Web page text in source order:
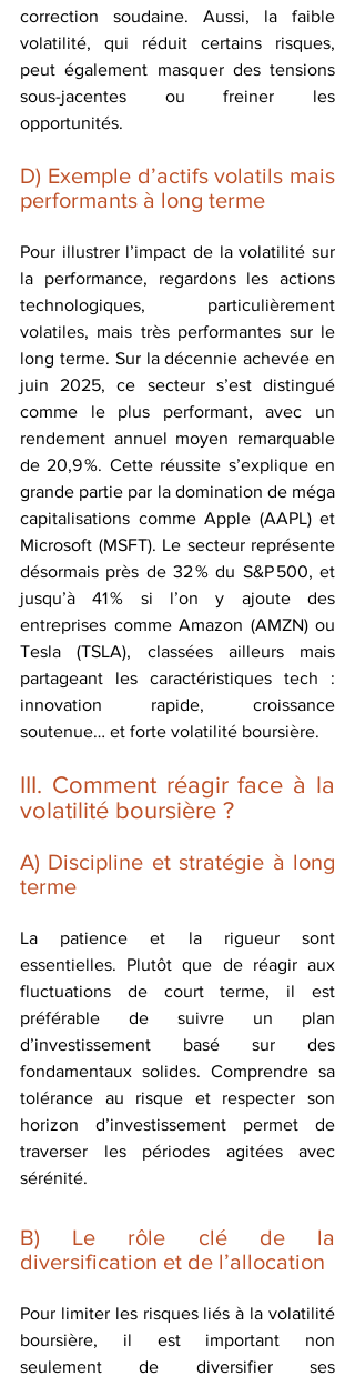
correction soudaine. Aussi, la faible
volatilité, qui réduit certains risques,
peut également masquer des tensions
sous-jacentes ou freiner les
opportunités.
D) Exemple d’actifs volatils mais
performants à long terme
Pour illustrer l’impact de la volatilité sur
la performance, regardons les actions
technologiques, particulièrement
volatiles, mais très performantes sur le
long terme. Sur la décennie achevée en
juin 2025, ce secteur s’est distingué
comme le plus performant, avec un
rendement annuel moyen remarquable
de 20,9 %. Cette réussite s’explique en
grande partie par la domination de méga
capitalisations comme Apple (AAPL) et
Microsoft (MSFT). Le secteur représente
désormais près de 32 % du S&P 500, et
jusqu’à 41 % si l’on y ajoute des
entreprises comme Amazon (AMZN) ou
Tesla (TSLA), classées ailleurs mais
partageant les caractéristiques tech :
innovation rapide, croissance
soutenue… et forte volatilité boursière.
III. Comment réagir face à la
volatilité boursière ?
A) Discipline et stratégie à long
terme
La patience et la rigueur sont
essentielles. Plutôt que de réagir aux
fluctuations de court terme, il est
préférable de suivre un plan
d’investissement basé sur des
fondamentaux solides. Comprendre sa
tolérance au risque et respecter son
horizon d’investissement permet de
traverser les périodes agitées avec
sérénité.
B) Le rôle clé de la
diversification et de l’allocation
Pour limiter les risques liés à la volatilité
boursière, il est important non
seulement de diversifier ses